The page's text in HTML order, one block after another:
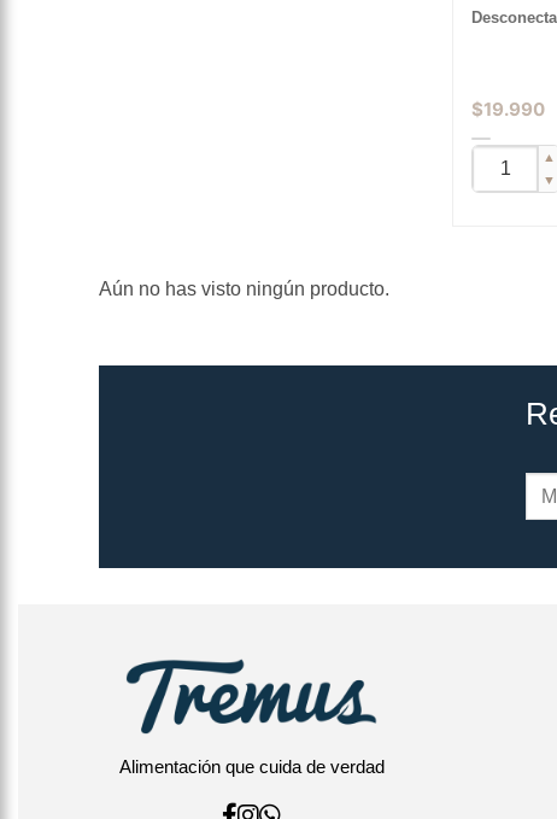
$19.990
▲
▼
Aún no has visto ningún producto.
Alimentación que cuida de verdad